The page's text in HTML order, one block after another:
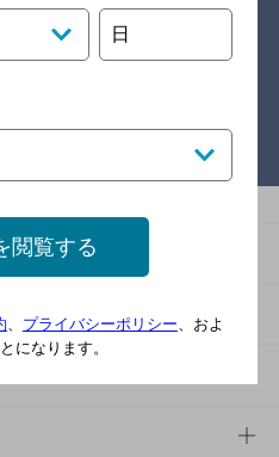
ンク 日
閲覧する
プライバシーポリシー 、およ
になります。